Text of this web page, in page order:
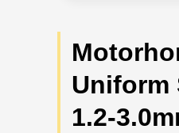
Uniform
1.2-